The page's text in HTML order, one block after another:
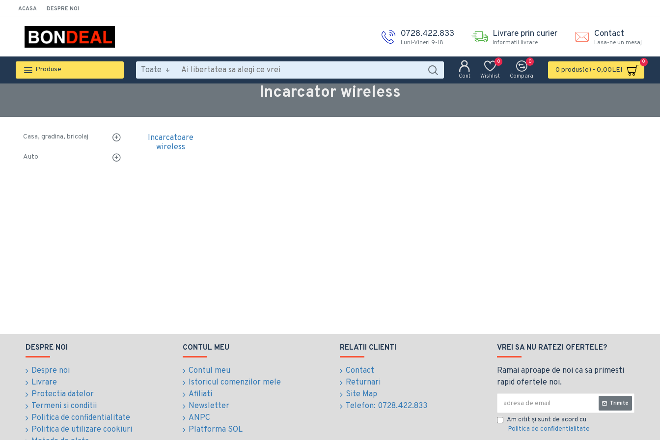
ACASA DESPRE NOI
0728.422.833
Luni-Vineri 9-18
Livrare prin curier
Informatii livrare
Contact
Lasa-ne un mesaj
Produse Toate
Cont Wishlist
0
Compara
0
0 produs(e) - 0,00LEI
0
Incarcator wireless
Casa, gradina, bricolaj
Auto
Incarcatoare
wireless
DESPRE NOI
Despre noi
Livrare
Protectia datelor
Termeni si conditii
Politica de confidentialitate
Politica de utilizare cookiuri
CONTUL MEU
Contul meu
Istoricul comenzilor mele
Afiliati
Newsletter
ANPC
Platforma SOL
RELATII CLIENTI
Contact
Returnari
Site Map
Telefon: 0728.422.833
VREI SA NU RATEZI OFERTELE?
Ramai aproape de noi ca sa primesti
rapid ofertele noi.
Trimite
Am citit şi sunt de acord cu
Politica de confidentialitate